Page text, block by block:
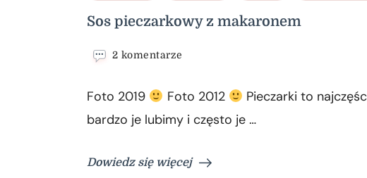
Sos pieczarkowy z makaronem
2 komentarze
z
makaronem
Foto 2019 Foto 2012
Pieczarki to
bardzo je lubimy i często je …
Dowiedz się więcej